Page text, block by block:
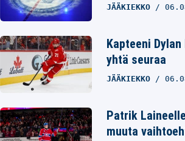
JÄÄKIEKKO
Kapteeni
yhtä seuraa
JÄÄKIEKKO
Patrik
muuta